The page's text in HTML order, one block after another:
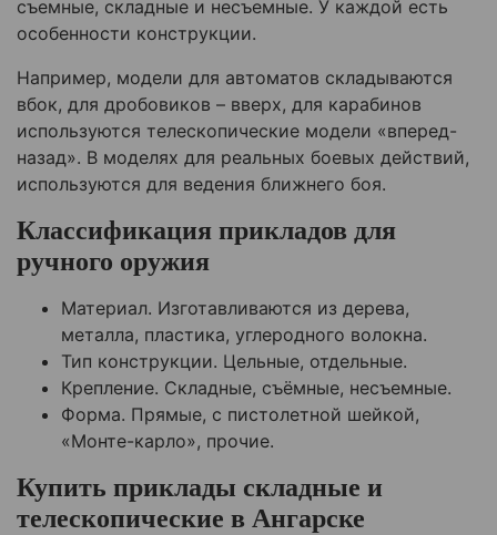
съемные, складные и несъемные. У каждой есть
особенности конструкции.
Например, модели для автоматов складываются
вбок, для дробовиков – вверх, для карабинов
используются телескопические модели «вперед-
назад». В моделях для реальных боевых действий,
используются для ведения ближнего боя.
Классификация прикладов для
ручного оружия
Материал. Изготавливаются из дерева,
металла, пластика, углеродного волокна.
Тип конструкции. Цельные, отдельные.
Крепление. Складные, съёмные, несъемные.
Форма. Прямые, с пистолетной шейкой,
«Монте-карло», прочие.
Купить приклады складные и
телескопические в Ангарске